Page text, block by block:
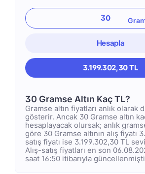
Hesapla
3.199.302,30 TL
30 Gramse Altın Kaç TL?
Gramse altın fiyatları anlık olarak
gösterir. Ancak 30 Gramse altın
hesaplayacak olursak; anlık
göre 30 Gramse altının alış fiyatı
satış fiyatı ise 3.199.302,30 TL
Alış-satış fiyatları en son
saat 16:50 itibarıyla